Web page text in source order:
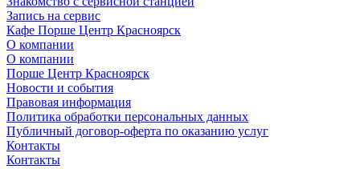
Запись на сервис
Кафе Порше Центр Красноярск
О компании
О компании
Порше Центр Красноярск
Новости и события
Правовая информация
Политика обработки персональных данных
Публичный договор-оферта по оказанию услуг
Контакты
Контакты